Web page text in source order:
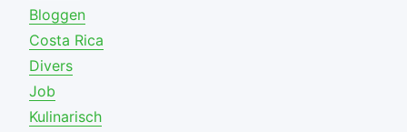
Bloggen
Costa Rica
Divers
Job
Kulinarisch